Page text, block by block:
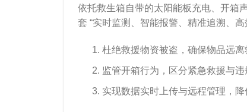
依托救生箱自带的太阳能板充电、开箱
套 “实时监测、智能报警、精准追溯、
杜绝救援物资被盗，确保物品远
监管开箱行为，区分紧急救援与
实现数据实时上传与远程管理，